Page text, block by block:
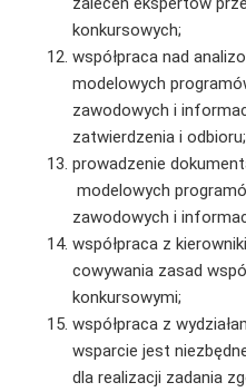
konkursowych;
współpraca nad
modelowych
zawodowych i
zatwierdzenia i odbioru;
prowadzenie
modelowych
zawodowych i
współpraca z
cowywania zasad
konkursowymi;
współpraca z
wsparcie jest
dla realizacji zadania